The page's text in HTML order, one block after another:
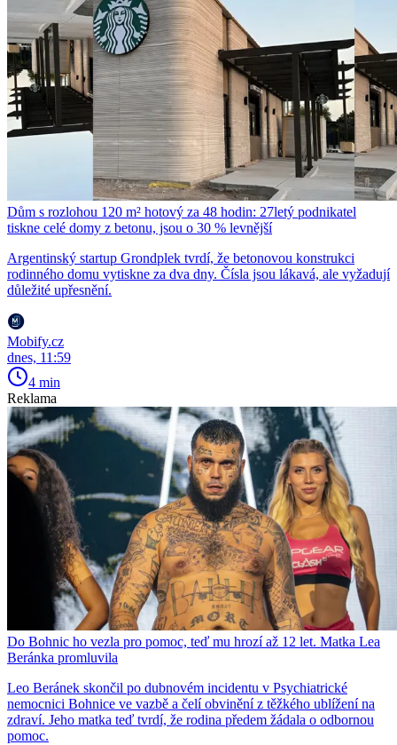
Dům s rozlohou 120 m² hotový za 48 hodin: 27letý podnikatel
tiskne celé domy z betonu, jsou o 30 % levnější
Argentinský startup Grondplek tvrdí, že betonovou konstrukci
rodinného domu vytiskne za dva dny. Čísla jsou lákavá, ale vyžadují
důležité upřesnění.
Mobify.cz
dnes, 11:59
4 min
Reklama
Do Bohnic ho vezla pro pomoc, teď mu hrozí až 12 let. Matka Lea
Beránka promluvila
Leo Beránek skončil po dubnovém incidentu v Psychiatrické
nemocnici Bohnice ve vazbě a čelí obvinění z těžkého ublížení na
zdraví. Jeho matka teď tvrdí, že rodina předem žádala o odbornou
pomoc.